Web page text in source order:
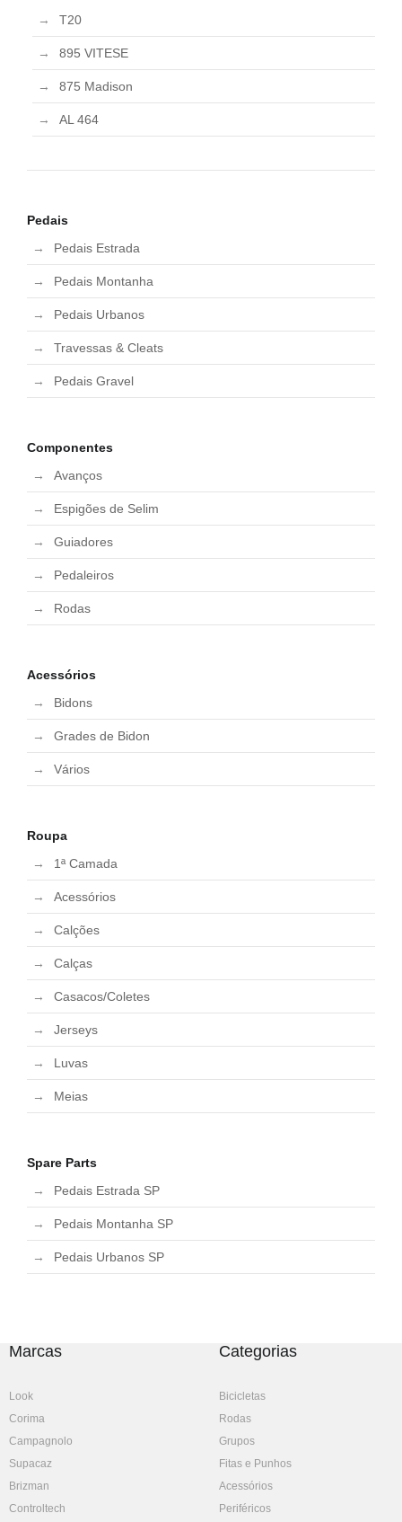
T20
895 VITESE
875 Madison
AL 464
Pedais
Pedais Estrada
Pedais Montanha
Pedais Urbanos
Travessas & Cleats
Pedais Gravel
Componentes
Avanços
Espigões de Selim
Guiadores
Pedaleiros
Rodas
Acessórios
Bidons
Grades de Bidon
Vários
Roupa
1ª Camada
Acessórios
Calções
Calças
Casacos/Coletes
Jerseys
Luvas
Meias
Spare Parts
Pedais Estrada SP
Pedais Montanha SP
Pedais Urbanos SP
Marcas
Look
Corima
Campagnolo
Supacaz
Brizman
Controltech
Categorias
Bicicletas
Rodas
Grupos
Fitas e Punhos
Acessórios
Periféricos